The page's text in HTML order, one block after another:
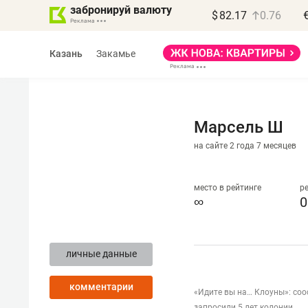
забронируй валюту $ 82.17 0.76
Казань Закамье
личные данные
комментарии
Марсель Ш
на сайте 2 года 7 месяцев
место в рейтинге
∞ 0
«Идите вы на… Клоуны»:
МАРТ
правил, бизнес может
потерять минимум
полгода»